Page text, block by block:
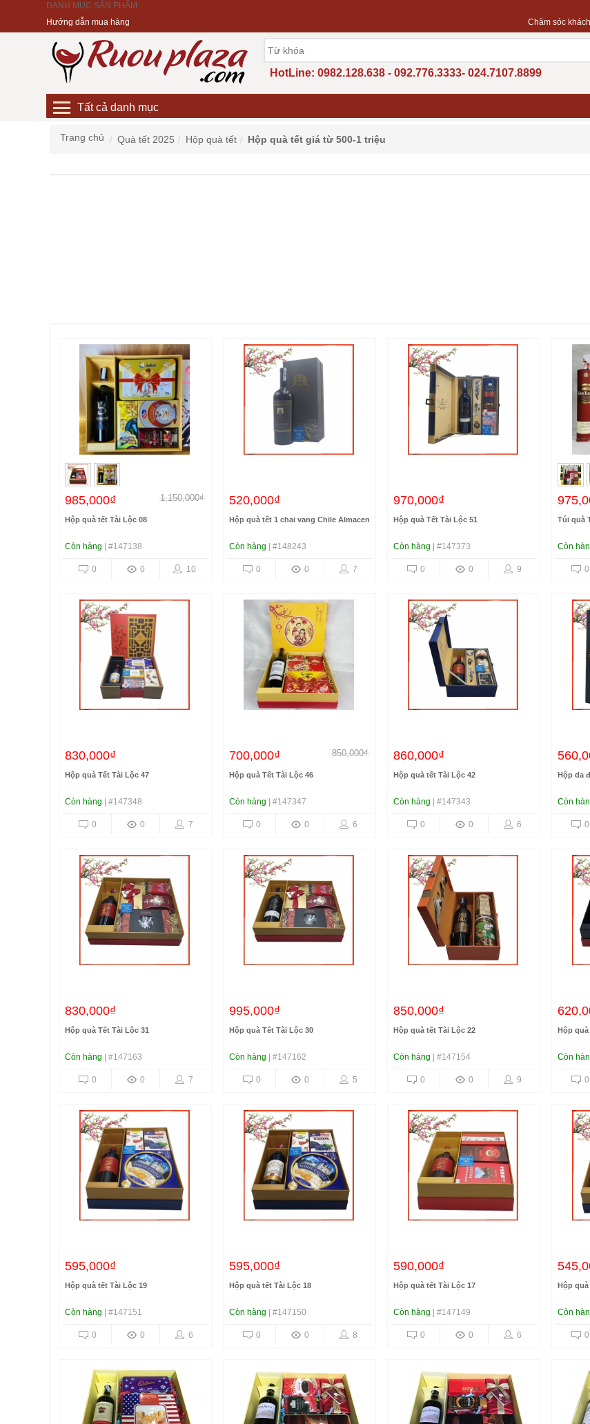
DANH MỤC SẢN PHẨM
Hướng dẫn mua hàng
Chăm sóc
HotLine: 0982.128.638 - 092.776.3333- 024.7107.8899
Tất cả danh mục
Trang chủ Quà tết 2025 Hộp quà tết Hộp quà tết giá từ 500-1 triệu
985,000₫ 1,150,000₫
Hộp quà tết Tài Lộc 08
Còn hàng | #147138
10
0
0
520,000₫
Hộp quà tết 1 chai vang Chile Almacen
Còn hàng | #148243
7
0
0
970,000₫
Hộp quà Tết Tài Lộc 51
Còn hàng | #147373
9
0
0
Túi quà
Còn
0
830,000₫
Hộp quà Tết Tài Lộc 47
Còn hàng | #147348
7
0
0
700,000₫ 850,000₫
Hộp quà Tết Tài Lộc 46
Còn hàng | #147347
6
0
0
860,000₫
Hộp quà tết Tài Lộc 42
Còn hàng | #147343
6
0
0
Hộp da
Còn
0
830,000₫
Hộp quà Tết Tài Lộc 31
Còn hàng | #147163
7
0
0
995,000₫
Hộp quà Tết Tài Lộc 30
Còn hàng | #147162
5
0
0
850,000₫
Hộp quà tết Tài Lộc 22
Còn hàng | #147154
9
0
0
Hộp quà
Còn
0
595,000₫
Hộp quà tết Tài Lộc 19
Còn hàng | #147151
6
0
0
595,000₫
Hộp quà tết Tài Lộc 18
Còn hàng | #147150
8
0
0
590,000₫
Hộp quà tết Tài Lộc 17
Còn hàng | #147149
6
0
0
Hộp quà
Còn
0